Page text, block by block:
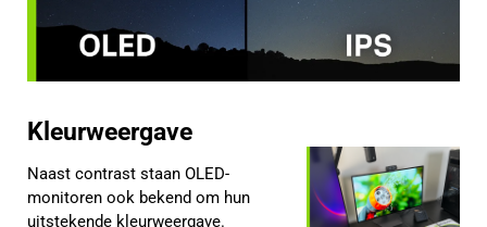
Kleurweergave
Naast contrast staan OLED-
monitoren ook bekend om hun
uitstekende kleurweergave.